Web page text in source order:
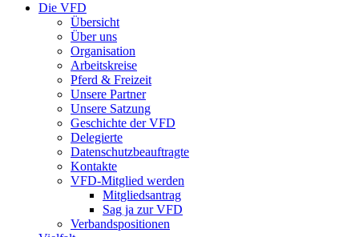
Die VFD
Übersicht
Über uns
Organisation
Arbeitskreise
Pferd & Freizeit
Unsere Partner
Unsere Satzung
Geschichte der VFD
Delegierte
Datenschutzbeauftragte
Kontakte
VFD-Mitglied werden
Mitgliedsantrag
Sag ja zur VFD
Verbandspositionen